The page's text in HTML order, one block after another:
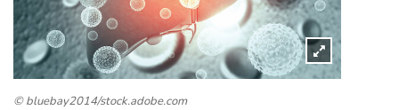
© bluebay2014/stock.adobe.com